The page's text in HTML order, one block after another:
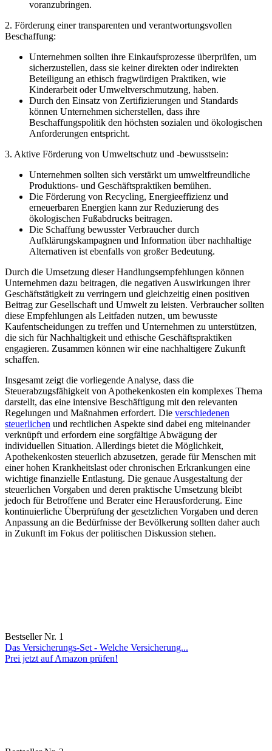
voranzubringen.
2. Förderung einer transparenten und verantwortungsvollen ​
Beschaffung:
Unternehmen sollten ihre Einkaufsprozesse überprüfen, ​um
sicherzustellen, ‌dass sie keiner direkten oder​ indirekten
Beteiligung an ethisch fragwürdigen‍ Praktiken, wie⁣
Kinderarbeit‌ oder ​Umweltverschmutzung, haben.
Durch den Einsatz von Zertifizierungen und Standards
können Unternehmen sicherstellen, dass ihre
Beschaffungspolitik den höchsten sozialen und ökologischen
Anforderungen entspricht.
3. Aktive Förderung von ⁤Umweltschutz und -bewusstsein:
Unternehmen sollten sich verstärkt um umweltfreundliche⁢
Produktions- und Geschäftspraktiken bemühen.
Die​ Förderung von ‍Recycling, Energieeffizienz und⁣
erneuerbaren Energien kann zur Reduzierung des​
ökologischen⁢ Fußabdrucks beitragen.
Die Schaffung bewusster Verbraucher durch
Aufklärungskampagnen und Information über ⁢nachhaltige
Alternativen ist ebenfalls von großer Bedeutung.
Durch die ⁣Umsetzung dieser‍ Handlungsempfehlungen⁤ können
Unternehmen dazu beitragen, die negativen Auswirkungen ihrer
Geschäftstätigkeit zu verringern und gleichzeitig ‍einen positiven
Beitrag⁢ zur⁤ Gesellschaft und Umwelt zu leisten. Verbraucher‍ sollten
diese Empfehlungen als Leitfaden nutzen, um​ bewusste
⁣Kaufentscheidungen zu treffen und Unternehmen zu unterstützen,
die sich für Nachhaltigkeit und ethische Geschäftspraktiken
engagieren. Zusammen können wir eine nachhaltigere Zukunft
schaffen.
Insgesamt zeigt die vorliegende Analyse, dass die
Steuerabzugsfähigkeit von Apothekenkosten ​ein ⁤komplexes Thema
darstellt, das eine‍ intensive Beschäftigung mit den relevanten
⁣Regelungen und Maßnahmen erfordert. Die verschiedenen
steuerlichen und rechtlichen Aspekte sind‍ dabei‌ eng miteinander
verknüpft und erfordern eine sorgfältige Abwägung der
individuellen Situation. Allerdings bietet die Möglichkeit,
Apothekenkosten steuerlich abzusetzen, ⁣gerade für Menschen mit
einer hohen Krankheitslast oder chronischen Erkrankungen eine
wichtige finanzielle Entlastung. Die genaue Ausgestaltung der
steuerlichen‍ Vorgaben und deren praktische Umsetzung bleibt
jedoch für Betroffene und‌ Berater eine Herausforderung. Eine
kontinuierliche⁤ Überprüfung der gesetzlichen Vorgaben und deren
Anpassung an die Bedürfnisse der Bevölkerung sollten daher auch
in⁣ Zukunft im Fokus der politischen ‍Diskussion stehen.
Bestseller Nr. 1
Das Versicherungs-Set - Welche Versicherung...
Prei jetzt auf Amazon prüfen!